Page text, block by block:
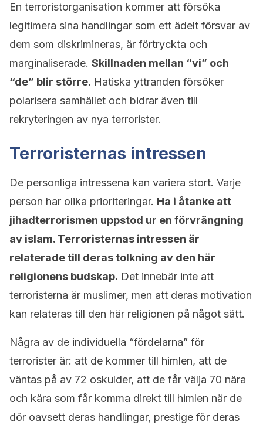
En terroristorganisation kommer att försöka
legitimera sina handlingar som ett ädelt försvar av
dem som diskrimineras, är förtryckta och
marginaliserade. Skillnaden mellan “vi” och
“de” blir större. Hatiska yttranden försöker
polarisera samhället och bidrar även till
rekryteringen av nya terrorister.
Terroristernas intressen
De personliga intressena kan variera stort. Varje
person har olika prioriteringar. Ha i åtanke att
jihadterrorismen uppstod ur en förvrängning
av islam. Terroristernas intressen är
relaterade till deras tolkning av den här
religionens budskap. Det innebär inte att
terroristerna är muslimer, men att deras motivation
kan relateras till den här religionen på något sätt.
Några av de individuella “fördelarna” för
terrorister är: att de kommer till himlen, att de
väntas på av 72 oskulder, att de får välja 70 nära
och kära som får komma direkt till himlen när de
dör oavsett deras handlingar, prestige för deras